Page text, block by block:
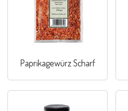
Paprikagewürz Scharf